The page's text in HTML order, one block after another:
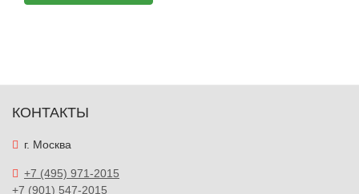
КОНТАКТЫ
г. Москва
+7 (495) 971-2015
+7 (901) 547-2015